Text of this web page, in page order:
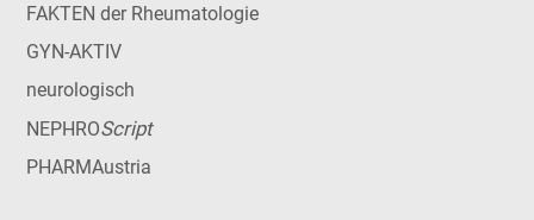
FAKTEN der Rheumatologie
GYN-AKTIV
neurologisch
NEPHROScript
PHARMAustria